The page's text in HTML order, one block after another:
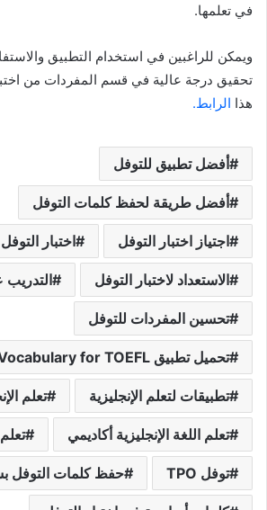
في تعلمها.
ويمكن للراغبين في استخدام التطبيق
تحقيق درجة عالية في قسم المفردات من
هذا الرابط.
أفضل تطبيق للتوفل
أفضل طريقة لحفظ كلمات التوفل
اجتياز اختبار التوفل اختبار التوفل
الاستعداد لاختبار التوفل التدريب
تحسين المفردات للتوفل
تحميل تطبيق Vocabulary for TOEFL
تطبيقات لتعلم الإنجليزية تعلم
تعلم اللغة الإنجليزية أكاديمي
توفل TPO حفظ كلمات التوفل